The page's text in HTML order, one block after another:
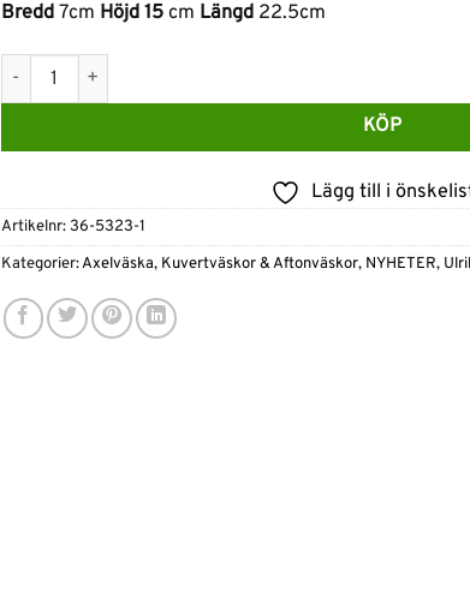
Bredd 7cm Höjd 15 cm Längd 22.5cm
Ulrika Design Boxväska Suede - Svart mängd
KÖP
Lägg till i
Artikelnr:36-5323-1
Kategorier:Axelväska, Kuvertväskor & Aftonväskor, NYHETER,